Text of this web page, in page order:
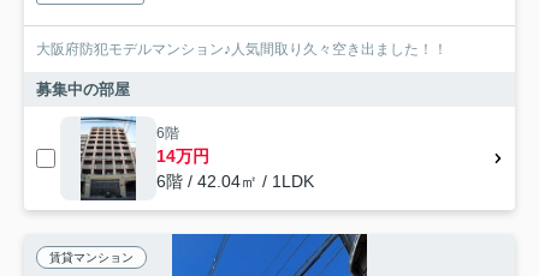
大阪府防犯モデルマンション♪人気間取り久々空き出ました！！
募集中の部屋
6階
14万円
6階 / 42.04㎡ / 1LDK
賃貸マンション